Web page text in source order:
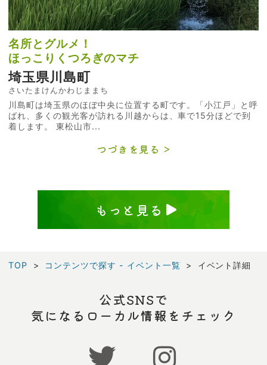
名所とグルメ！
ほっこりくつろぎのマチ
埼玉県川島町
さいたまけんかわじままち
川島町は埼玉県のほぼ中央に位置する町です。「小江戸」と呼
ばれ、多くの観光客が訪れる川越からは、車で15分ほどで到
着します。 東松山市...
つづきを見る
もっと見る
TOP コンテンツで探す - イベント一覧 イベント詳細
公式SNSで
気になるローカル情報をチェック